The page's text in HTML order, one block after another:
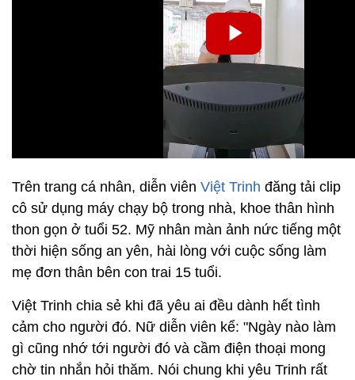
Trên trang cá nhân, diễn viên Việt Trinh đăng tải clip
cô sử dụng máy chạy bộ trong nhà, khoe thân hình
thon gọn ở tuổi 52. Mỹ nhân màn ảnh nức tiếng một
thời hiện sống an yên, hài lòng với cuộc sống làm
mẹ đơn thân bên con trai 15 tuổi.
Việt Trinh chia sẻ khi đã yêu ai đều dành hết tình
cảm cho người đó. Nữ diễn viên kể: "Ngày nào làm
gì cũng nhớ tới người đó và cầm điện thoại mong
chờ tin nhắn hỏi thăm. Nói chung khi yêu Trinh rất